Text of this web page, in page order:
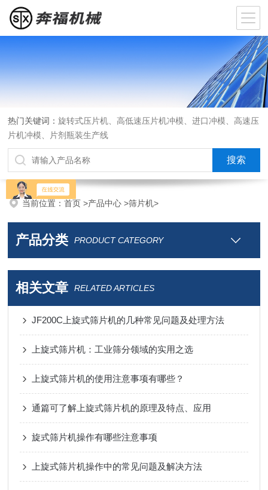
热门关键词：旋转式压片机、高低速压片机冲模、进口冲模、高速压
片机冲模、片剂瓶装生产线
当前位置：首页>产品中心>筛片机>
产品分类 PRODUCT CATEGORY
相关文章 RELATED ARTICLES
JF200C上旋式筛片机的几种常见问题及处理方法
上旋式筛片机：工业筛分领域的实用之选
上旋式筛片机的使用注意事项有哪些？
通篇可了解上旋式筛片机的原理及特点、应用
旋式筛片机操作有哪些注意事项
上旋式筛片机操作中的常见问题及解决方法